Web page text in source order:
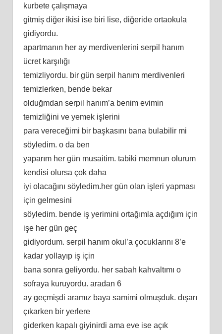
kurbete çalışmaya
gitmiş diğer ikisi ise biri lise, diğeride ortaokula
gidiyordu.
apartmanın her ay merdivenlerini serpil hanım
ücret karşılığı
temizliyordu. bir gün serpil hanım merdivenleri
temizlerken, bende bekar
olduğmdan serpil hanım’a benim evimin
temizliğini ve yemek işlerini
para vereceğimi bir başkasını bana bulabilir mi
söyledim. o da ben
yaparım her gün musaitim. tabiki memnun olurum
kendisi olursa çok daha
iyi olacağını söyledim.her gün olan işleri yapması
için gelmesini
söyledim. bende iş yerimini ortağımla açdığım için
işe her gün geç
gidiyordum. serpil hanım okul’a çocuklarını 8’e
kadar yollayıp iş için
bana sonra geliyordu. her sabah kahvaltımı o
sofraya kuruyordu. aradan 6
ay geçmişdi aramız baya samimi olmuşduk. dışarı
çıkarken bir yerlere
giderken kapalı giyinirdi ama eve ise açık